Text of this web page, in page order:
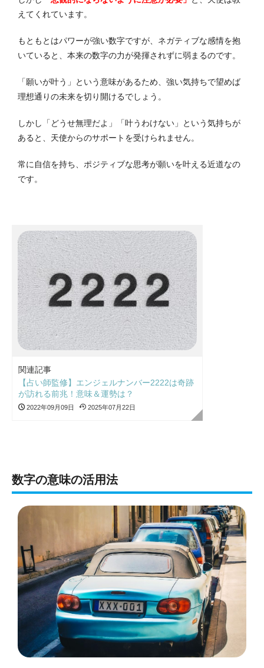
えてくれています。
もともとはパワーが強い数字ですが、ネガティブな感情を抱
いていると、本来の数字の力が発揮されずに弱まるのです。
「願いが叶う」という意味があるため、強い気持ちで望めば
理想通りの未来を切り開けるでしょう。
しかし「どうせ無理だよ」「叶うわけない」という気持ちが
あると、天使からのサポートを受けられません。
常に自信を持ち、ポジティブな思考が願いを叶える近道なの
です。
関連記事
【占い師監修】エンジェルナンバー2222は奇跡
が訪れる前兆！意味＆運勢は？
2022年09月09日 2025年07月22日
数字の意味の活用法